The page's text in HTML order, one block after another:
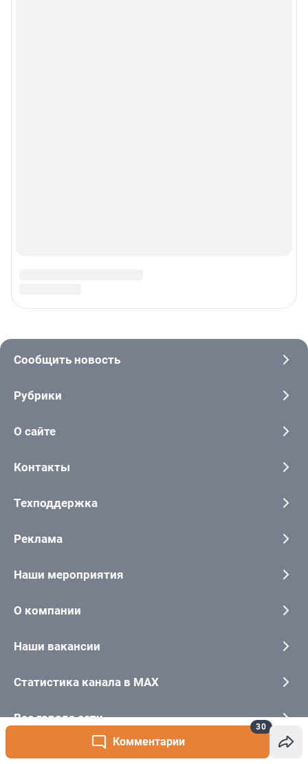
Комментарии
30